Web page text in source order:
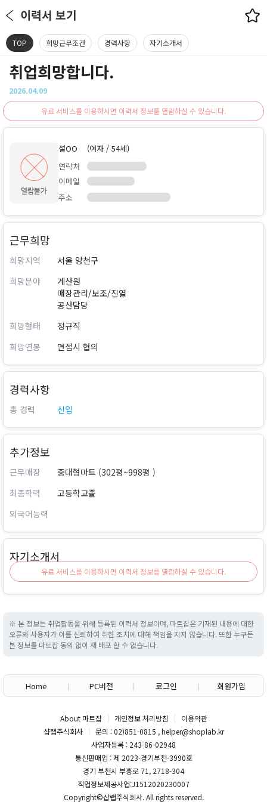
이력서 보기
TOP 희망근무조건 경력사항 자기소개서
취업희망합니다.
2026.04.09
유료 서비스를 이용하시면 이력서 정보를 열람하실 수 있습니다.
설OO
(여자 / 54세)
연락처
이메일
주소
근무희망
희망지역
서울 양천구
희망분야
계산원
매장관리/보조/진열
공산담당
희망형태
정규직
희망연봉
면접시 협의
경력사항
총 경력 신입
추가정보
근무매장
중대형마트 (302평~998평 )
최종학력
고등학교졸
외국어능력
자기소개서
유료 서비스를 이용하시면 이력서 정보를 열람하실 수 있습니다.
※ 본 정보는 취업활동을 위해 등록된 이력서 정보이며, 마트잡은 기재된 내용에 대한
오류와 사용자가 이를 신뢰하여 취한 조치에 대해 책임을 지지 않습니다. 또한 누구든
본 정보를 마트잡 동의 없이 재 배포 할 수 없습니다.
Home PC버전 로그인 회원가입
About 마트잡 개인정보 처리방침
이용약관
샵랩주식회사
문의 : 02)851-0815 , helper@shoplab.kr
사업자등록 : 243-86-02948
통신판매업 : 제 2023-경기부천-3990호
경기 부천시 부흥로 71, 2718-304
직업정보제공사업:J1512020230007
Copyright©샵랩주식회사. All rights reserved.